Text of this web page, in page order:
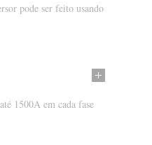
pode ser feito usando
1500A em cada fase